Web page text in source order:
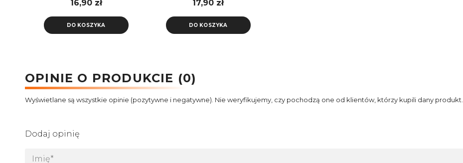
16,90 zł
DO KOSZYKA
17,90 zł
DO KOSZYKA
OPINIE O PRODUKCIE (0)
Wyświetlane są wszystkie opinie (pozytywne i negatywne). Nie weryfikujemy, czy pochodzą one od klientów, którzy kupili dany produkt.
Dodaj opinię